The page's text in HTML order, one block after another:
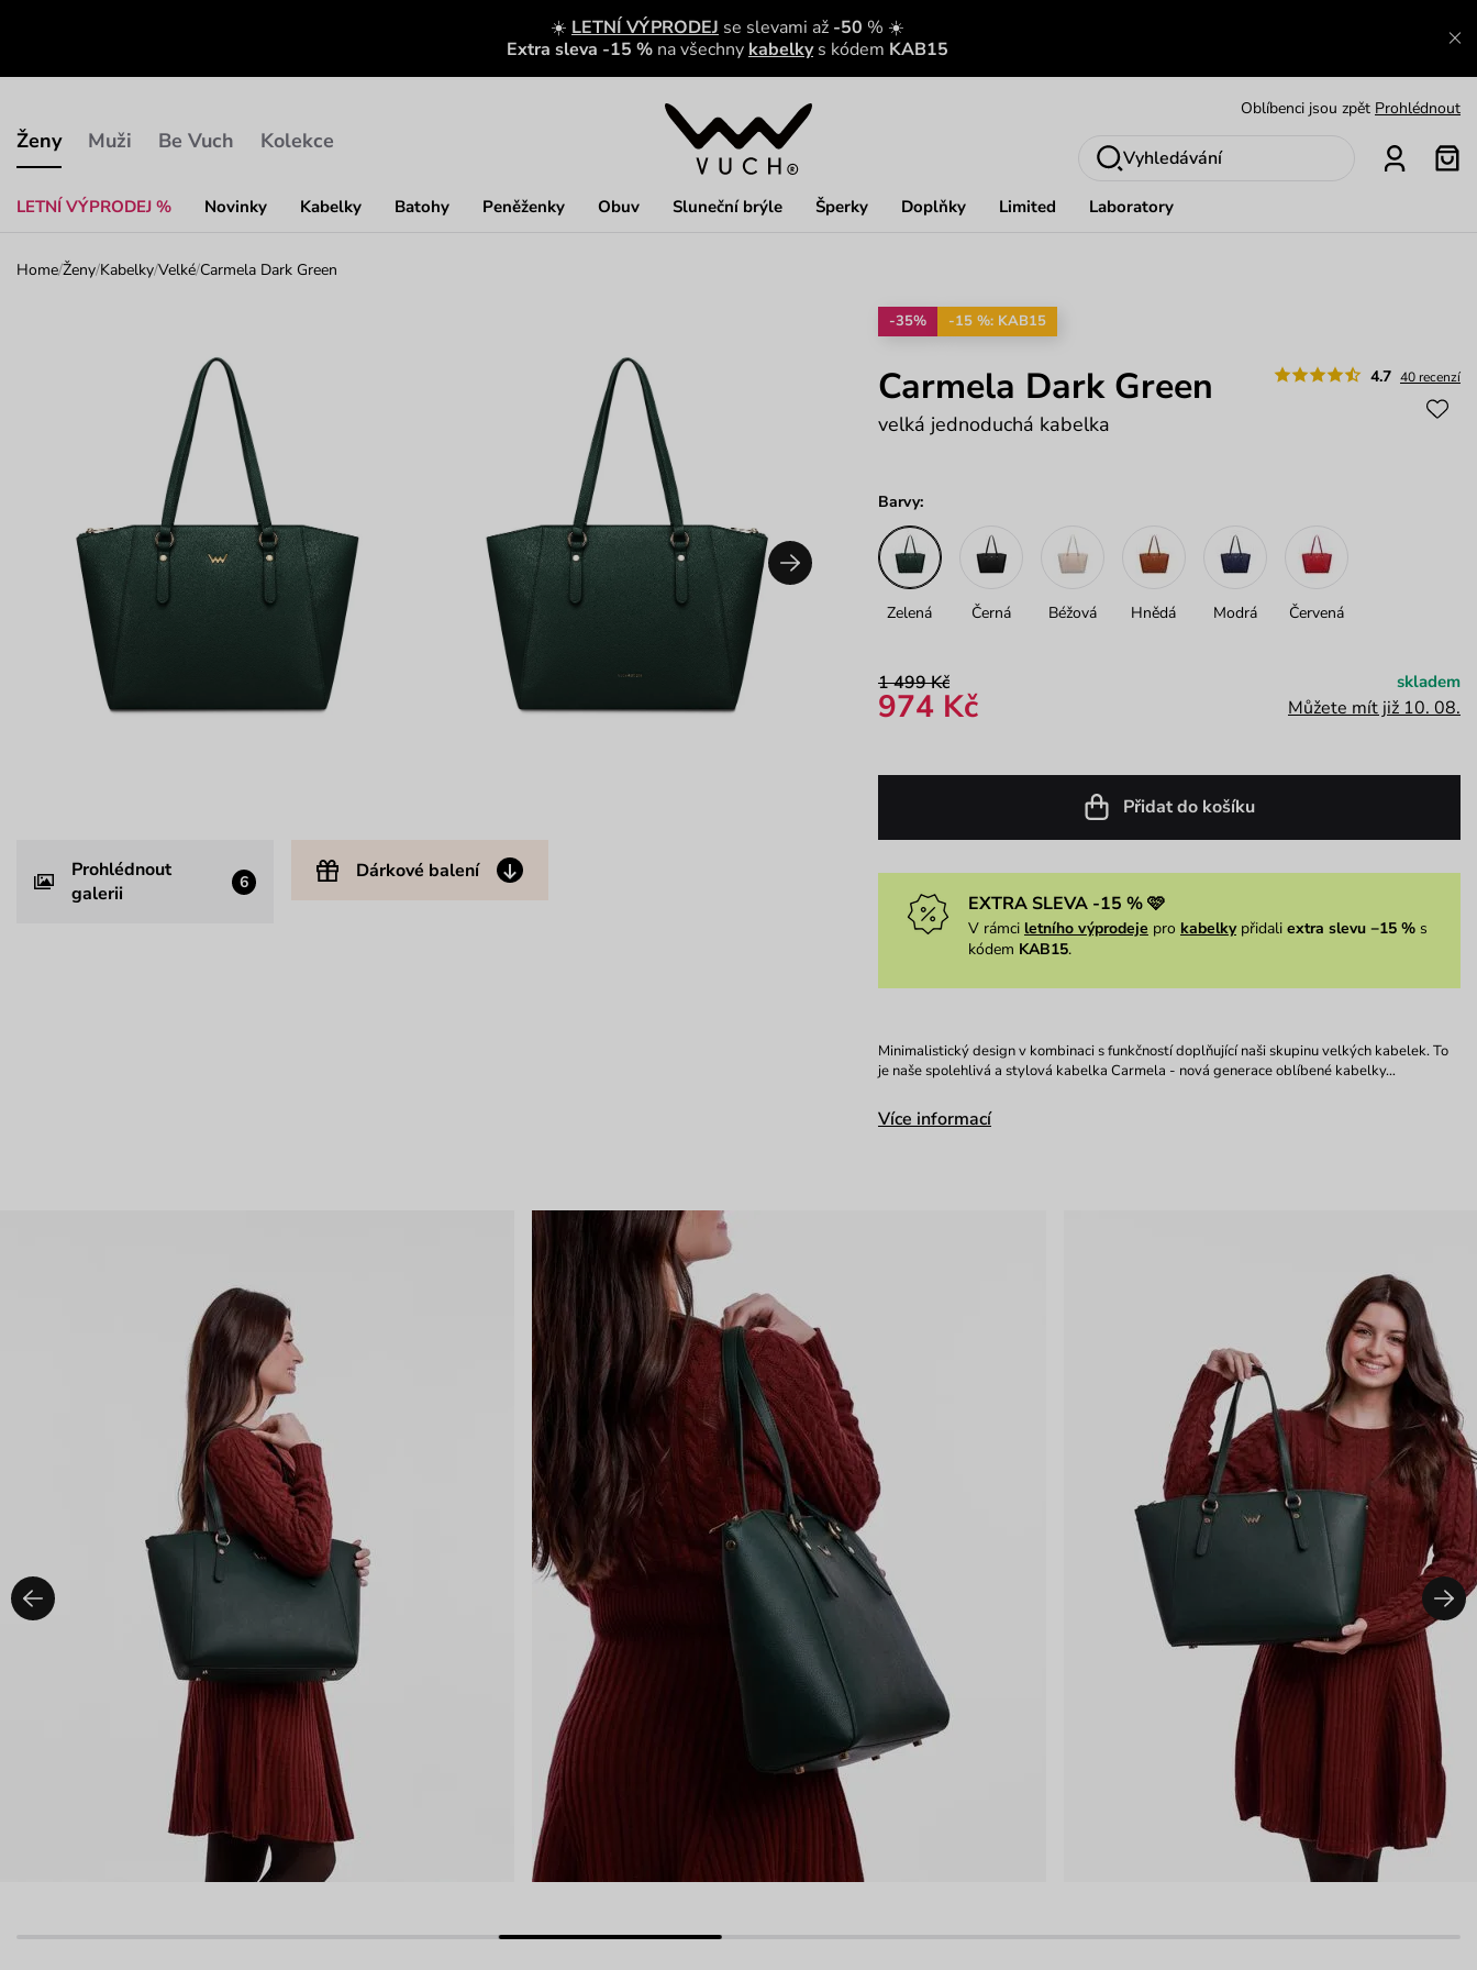
☀️ LETNÍ VÝPRODEJ se slevami až -50 % ☀️
Extra sleva -15 % na všechny kabelkys kódem KAB15
Ženy
LETNÍ VÝPRODEJ % Novinky Kabelky Batohy Peněženky Obuv Sluneční brýle Šperky Doplňky Limited Laboratory
Muži Be Vuch Kolekce
Oblíbenci jsou zpět Prohlédnout
Nech se inspirovat Ukázat
Vyhledávání
Home/Ženy/Kabelky/Velké/Carmela Dark Green
Prohlédnout
galerii
6 Dárkové balení
-35% -15 %: KAB15
4.7 40 recenzí
Carmela Dark Green
velká jednoduchá kabelka
Barvy:
Zelená Černá Béžová Hnědá Modrá Červená
1 499 Kč
974 Kč
skladem
Můžete mít již 10. 08.
Přidat do košíku
EXTRA SLEVA -15 % 🩷
V rámci letního výprodeje pro kabelkypřidali extra slevu −15 %s
kódem KAB15.
Minimalistický design v kombinaci s funkčností doplňující naši skupinu velkých kabelek. To
je naše spolehlivá a stylová kabelka Carmela - nová generace oblíbené kabelky…
Více informací